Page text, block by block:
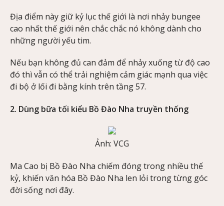
Địa điểm này giữ kỷ lục thế giới là nơi nhảy bungee
cao nhất thế giới nên chắc chắc nó không dành cho
những người yếu tim.
Nếu bạn không đủ can đảm để nhảy xuống từ độ cao
đó thì vẫn có thể trải nghiệm cảm giác mạnh qua việc
đi bộ ở lối đi bằng kính trên tầng 57.
2. Dùng bữa tối kiểu Bồ Đào Nha truyền thống
Ảnh: VCG
Ma Cao bị Bồ Đào Nha chiếm đóng trong nhiều thế
kỷ, khiến văn hóa Bồ Đào Nha len lỏi trong từng góc
đời sống nơi đây.